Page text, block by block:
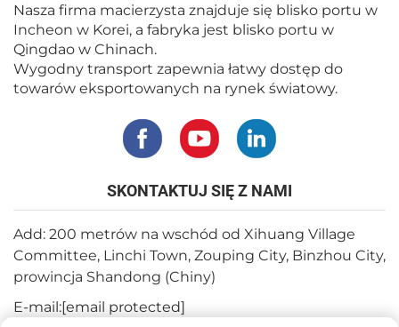
Nasza firma macierzysta znajduje się blisko portu w
Incheon w Korei, a fabryka jest blisko portu w
Qingdao w Chinach.
Wygodny transport zapewnia łatwy dostęp do
towarów eksportowanych na rynek światowy.
SKONTAKTUJ SIĘ Z NAMI
Add: 200 metrów na wschód od Xihuang Village
Committee, Linchi Town, Zouping City, Binzhou City,
prowincja Shandong (Chiny)
E-mail:[email protected]